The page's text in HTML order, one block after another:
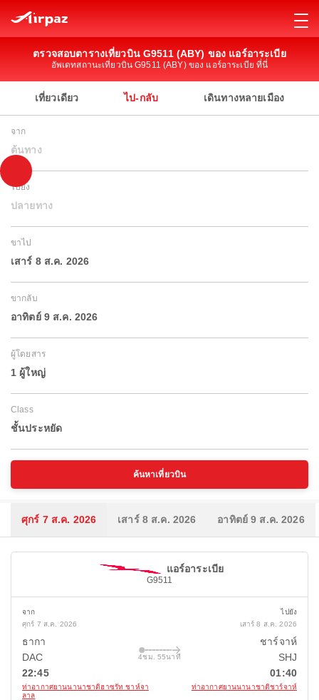
ตรวจสอบตารางเที่ยวบิน G9511 (ABY) ของ แอร์อาระเบีย
อัพเดทสถานะเที่ยวบิน G9511 (ABY) ของ แอร์อาระเบีย ที่นี่
เที่ยวเดียว ไป-กลับ เดินทางหลายเมือง
จาก
ต้นทาง
ไปยัง
ปลายทาง
ขาไป
เสาร์ 8 ส.ค. 2026
ขากลับ
อาทิตย์ 9 ส.ค. 2026
ผู้โดยสาร
1 ผู้ใหญ่
Class
ชั้นประหยัด
ค้นหาเที่ยวบิน
ศุกร์ 7 ส.ค. 2026 เสาร์ 8 ส.ค. 2026 อาทิตย์ 9 ส.ค. 2026
แอร์อาระเบีย
G9511
จาก
ศุกร์ 7 ส.ค. 2026
ธากา
DAC
22:45
ท่าอากาศยานนานาชาติฮาซรัท ชาห์จา
ลาล
4ชม. 55นาที
ไปยัง
เสาร์ 8 ส.ค. 2026
ชาร์จาห์
SHJ
01:40
ท่าอากาศยานนานาชาติชาร์จาห์